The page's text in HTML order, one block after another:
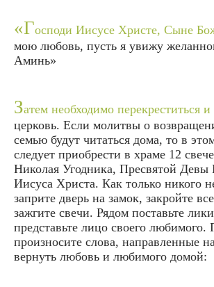
«Господи Иисусе Христе, Сыне
мою любовь, пусть я увижу
Аминь»
Затем необходимо перекреститься
церковь. Если молитвы о
семью будут читаться дома, то в
следует приобрести в храме 12
Николая Угодника, Пресвятой
Иисуса Христа. Как только никого
заприте дверь на замок, закройте
зажгите свечи. Рядом поставьте
представьте лицо своего любимого.
произносите слова, направленные
вернуть любовь и любимого домой: